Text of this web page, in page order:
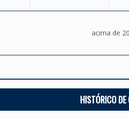
acima de
HISTÓRICO